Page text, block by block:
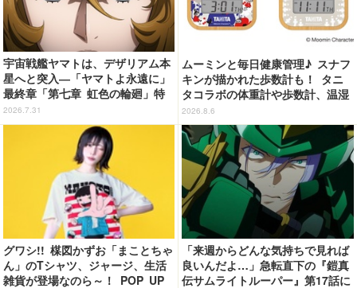
宇宙戦艦ヤマトは、デザリアム本
星へと突入―「ヤマトよ永遠に」
最終章「第七章 虹色の輪廻」特
報映像が公開！加藤直之新規描き
下ろし特製スリーブのBlu-ray＆D
2026.7.31
ムーミンと毎日健康管理♪ スナフ
キンが描かれた歩数計も！ タニ
タコラボの体重計や歩数計、温湿
度計など全4アイテム登場
2026.8.6
グワシ!! 楳図かずお「まことちゃ
ん」のTシャツ、ジャージ、生活
雑貨が登場なのら～！ POP UP
「来週からどんな気持ちで見れば
良いんだよ…」急転直下の『鎧真
伝サムライトルーパー』第17話に